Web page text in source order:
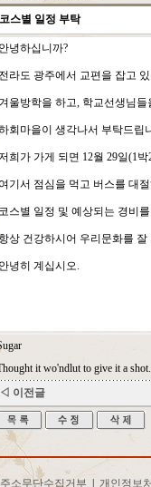
코스별 일정 부탁
안녕하십니까?
전라도 광주에서 교편을 잡고
겨울방학을 하고, 학교선생님들
회마을이 생각나서 부탁드립
저희가 가게 되면 12월 29일(1
여기서 점심을 먹고 버스를 대
코스별 일정 및 예상되는 경비
항상 건강하시어 우리문화를
안녕히 계십시오.
it wo'ndlut to give it a
◁ 이전글
소무단수집거부 개인정보